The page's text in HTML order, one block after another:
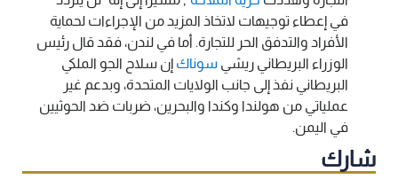
في إعطاء توجيهات لاتخاذ المزيد من الإجراءات لحماية
الأفراد والتدفق الحر للتجارة. أما في لندن، فقد قال رئيس
الوزراء البريطاني ريشي سوناك إن سلاح الجو الملكي
البريطاني نفذ إلى جانب الولايات المتحدة، وبدعم غير
عملياتي من هولندا وكندا والبحرين، ضربات ضد الحوثيين
في اليمن.
شارك